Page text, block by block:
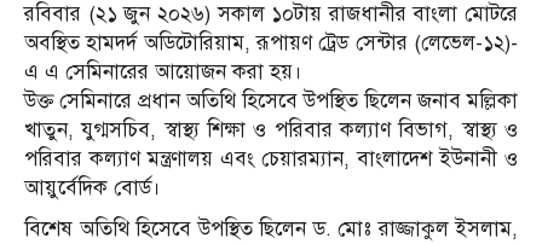
রবিবার (২১ জুন ২০২৬) সকাল ১০টায় রাজধানীর বাংলা মোটরে
অবস্থিত হামদর্দ অডিটোরিয়াম, রূপায়ণ ট্রেড সেন্টার (লেভেল-১২)-
এ এ সেমিনারের আয়োজন করা হয়।
উক্ত সেমিনারে প্রধান অতিথি হিসেবে উপস্থিত ছিলেন জনাব মল্লিকা
খাতুন, যুগ্মসচিব, স্বাস্থ্য শিক্ষা ও পরিবার কল্যাণ বিভাগ, স্বাস্থ্য ও
পরিবার কল্যাণ মন্ত্রণালয় এবং চেয়ারম্যান, বাংলাদেশ ইউনানী ও
আয়ুর্বেদিক বোর্ড।
বিশেষ অতিথি হিসেবে উপস্থিত ছিলেন ড. মোঃ রাজ্জাকুল ইসলাম,